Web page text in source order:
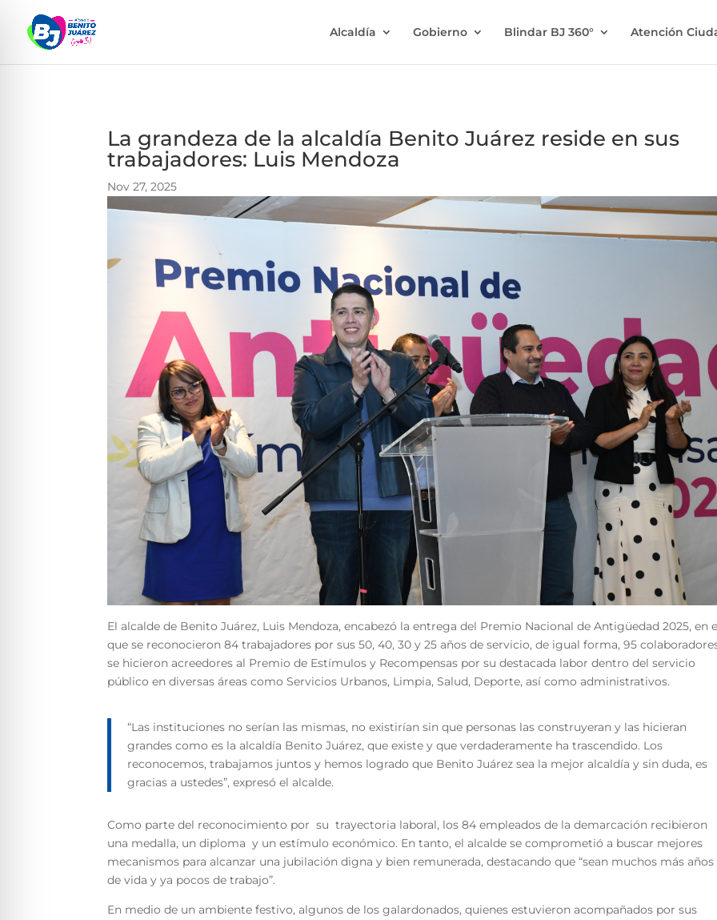
Alcaldía Gobierno Blindar BJ 360° Atención
La grandeza de la alcaldía Benito Juárez reside en sus
trabajadores: Luis Mendoza
Nov 27, 2025
El alcalde de Benito Juárez, Luis Mendoza, encabezó la entrega del Premio Nacional de Antigüedad 2025, en
que se reconocieron 84 trabajadores por sus 50, 40, 30 y 25 años de servicio, de igual forma, 95
se hicieron acreedores al Premio de Estímulos y Recompensas por su destacada labor dentro del servicio
público en diversas áreas como Servicios Urbanos, Limpia, Salud, Deporte, así como administrativos.
“Las instituciones no serían las mismas, no existirían sin que personas las construyeran y las hicieran
grandes como es la alcaldía Benito Juárez, que existe y que verdaderamente ha trascendido. Los
reconocemos, trabajamos juntos y hemos logrado que Benito Juárez sea la mejor alcaldía y sin duda, es
gracias a ustedes”, expresó el alcalde.
Como parte del reconocimiento por su trayectoria laboral, los 84 empleados de la demarcación recibieron
una medalla, un diploma y un estímulo económico. En tanto, el alcalde se comprometió a buscar mejores
mecanismos para alcanzar una jubilación digna y bien remunerada, destacando que “sean muchos más años
de vida y ya pocos de trabajo”.
En medio de un ambiente festivo, algunos de los galardonados, quienes estuvieron acompañados por sus